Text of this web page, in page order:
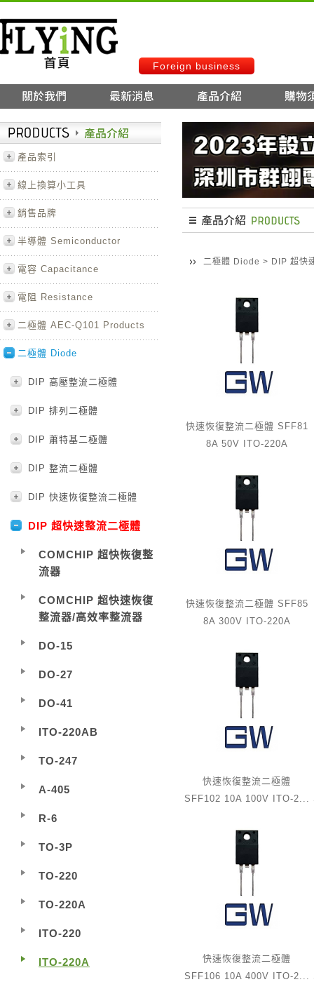
Foreign business
產品索引
線上換算小工具
銷售品牌
半導體 Semiconductor
電容 Capacitance
電阻 Resistance
二極體 AEC-Q101 Products
二極體 Diode
DIP 高壓整流二極體
DIP 排列二極體
DIP 蕭特基二極體
DIP 整流二極體
DIP 快速恢復整流二極體
DIP 超快速整流二極體
COMCHIP 超快恢復整
流器
COMCHIP 超快速恢復
整流器/高效率整流器
DO-15
DO-27
DO-41
ITO-220AB
TO-247
A-405
R-6
TO-3P
TO-220
TO-220A
ITO-220
ITO-220A
二極體 Diode > DIP 超快
快速恢復整流二極體 SFF81
8A 50V ITO-220A
快速恢復整流二極體 SFF85
8A 300V ITO-220A
快速恢復整流二極體
SFF102 10A 100V ITO-2...
快速恢復整流二極體
SFF106 10A 400V ITO-2...